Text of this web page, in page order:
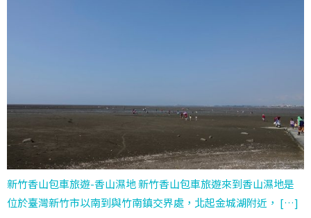
新竹香山包車旅遊-香山濕地 新竹香山包車旅遊來到香山濕地是
位於臺灣新竹市以南到與竹南鎮交界處，北起金城湖附近， […]